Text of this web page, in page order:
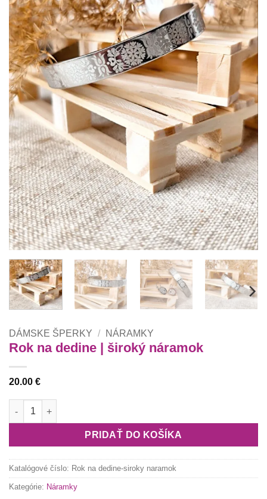
DÁMSKE ŠPERKY / NÁRAMKY
Rok na dedine | široký náramok
20.00 €
množstvo Rok na dedine | široký náramok
PRIDAŤ DO KOŠÍKA
Katalógové číslo: Rok na dedine-siroky naramok
Kategórie: Náramky